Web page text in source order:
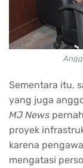
Sementara itu,
yang juga
MJ News
proyek
karena
mengatasi